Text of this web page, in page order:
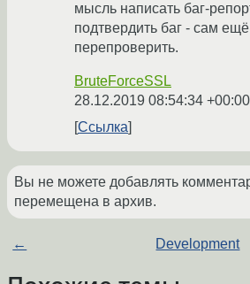
мысль написать баг-
подтвердить баг - сам
перепроверить.
BruteForceSSL
28.12.2019 08:54:34 +00:00
Ссылка
Вы не можете добавлять
перемещена в архив.
← Development